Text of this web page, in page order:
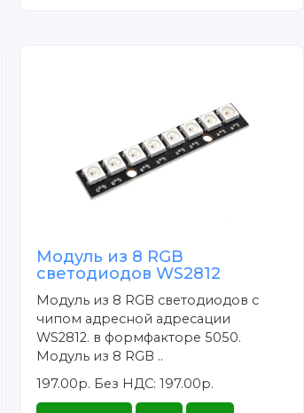
Модуль из 8 RGB
светодиодов WS2812
Модуль из 8 RGB светодиодов с
чипом адресной адресации
WS2812. в формфакторе 5050.
Модуль из 8 RGB ..
197.00р. Без НДС: 197.00р.